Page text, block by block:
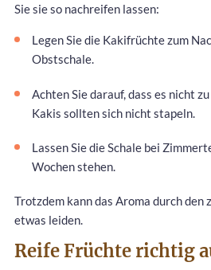
Sie sie so nachreifen lassen:
Legen Sie die Kakifrüchte zum
Obstschale.
Achten Sie darauf, dass es nicht
Kakis sollten sich nicht stapeln.
Lassen Sie die Schale bei
Wochen stehen.
Trotzdem kann das Aroma durch den
etwas leiden.
Reife Früchte richtig